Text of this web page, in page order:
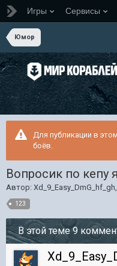
Игры Сервисы
Юмор
Для публикации в
боёв.
Вопросик по кепу
Автор: Xd_9_Easy_DmG_hf_gh,
123
В этой теме 9